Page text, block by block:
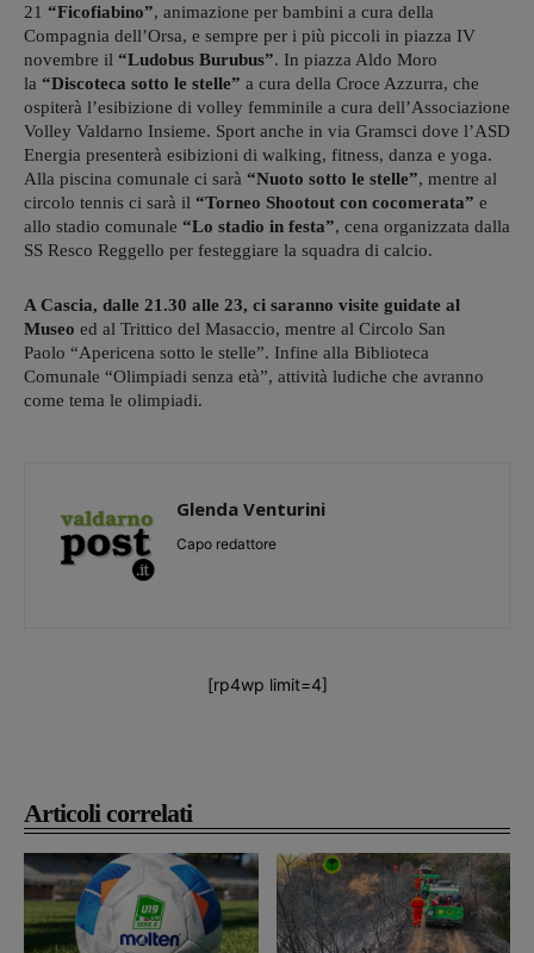
Articoli correlati
21 “Ficofiabino”, animazione per bambini a cura della
Compagnia dell’Orsa, e sempre per i più piccoli in piazza IV
novembre il “Ludobus Burubus”. In piazza Aldo Moro
la “Discoteca sotto le stelle” a cura della Croce Azzurra, che
ospiterà l’esibizione di volley femminile a cura dell’Associazione
Volley Valdarno Insieme. Sport anche in via Gramsci dove l’ASD
Energia presenterà esibizioni di walking, fitness, danza e yoga.
Alla piscina comunale ci sarà “Nuoto sotto le stelle”, mentre al
circolo tennis ci sarà il “Torneo Shootout con cocomerata” e
allo stadio comunale “Lo stadio in festa”, cena organizzata dalla
SS Resco Reggello per festeggiare la squadra di calcio.
A Cascia, dalle 21.30 alle 23, ci saranno visite guidate al
Museo ed al Trittico del Masaccio, mentre al Circolo San
Paolo “Apericena sotto le stelle”. Infine alla Biblioteca
Comunale “Olimpiadi senza età”, attività ludiche che avranno
come tema le olimpiadi.
Glenda Venturini
Capo redattore
[rp4wp limit=4]